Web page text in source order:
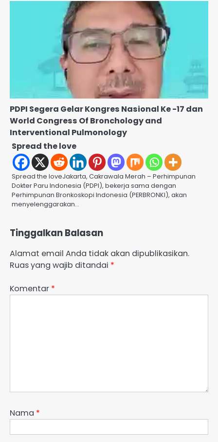
PDPI Segera Gelar Kongres Nasional Ke -17 dan
World Congress Of Bronchology and
Interventional Pulmonology
Spread the love
Spread the loveJakarta, Cakrawala Merah – Perhimpunan
Dokter Paru Indonesia (PDPI), bekerja sama dengan
Perhimpunan Bronkoskopi Indonesia (PERBRONKI), akan
menyelenggarakan…
Tinggalkan Balasan
Alamat email Anda tidak akan dipublikasikan.
Ruas yang wajib ditandai *
Komentar *
Nama *